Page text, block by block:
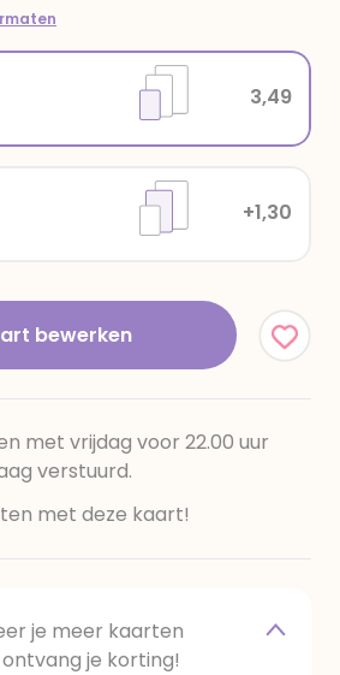
+1,30
3,49
bewerken
met vrijdag voor 22.00 uur
verstuurd.
met deze kaart!
je meer kaarten
je korting!